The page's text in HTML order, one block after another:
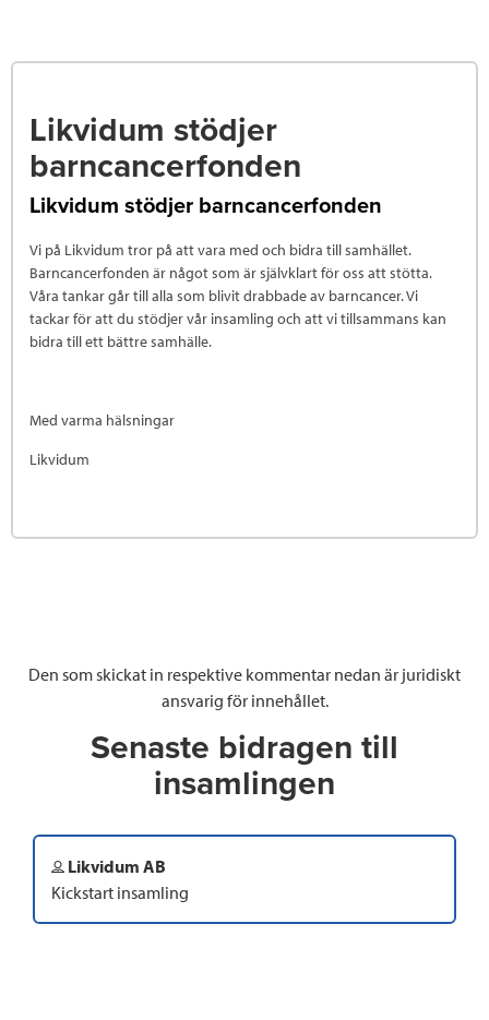
Likvidum stödjer
barncancerfonden
Likvidum stödjer barncancerfonden
Vi på Likvidum tror på att vara med och bidra till samhället.
Barncancerfonden är något som är självklart för oss att stötta.
Våra tankar går till alla som blivit drabbade av barncancer. Vi
tackar för att du stödjer vår insamling och att vi tillsammans kan
bidra till ett bättre samhälle.
Med varma hälsningar
Likvidum
Den som skickat in respektive kommentar nedan är juridiskt
ansvarig för innehållet.
Senaste bidragen till
insamlingen
Likvidum AB
Kickstart insamling